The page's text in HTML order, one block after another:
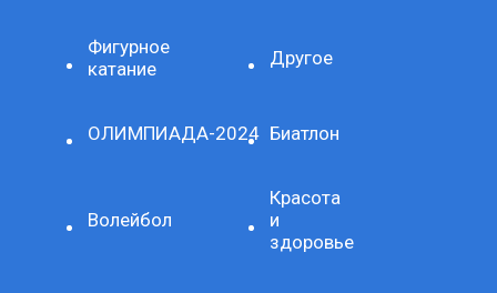
Фигурное
катание
Другое
ОЛИМПИАДА-2024 Биатлон
Волейбол
Красота
и
здоровье